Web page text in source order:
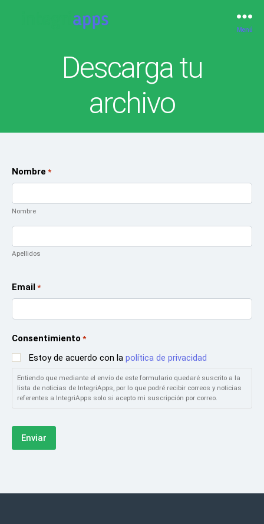
Menú
Descarga tu
archivo
Nombre *
Nombre
Apellidos
Email *
Consentimiento *
Estoy de acuerdo con la política de privacidad
Entiendo que mediante el envío de este formulario quedaré suscrito a la
lista de noticias de IntegriApps, por lo que podré recibir correos y noticias
referentes a IntegriApps solo si acepto mi suscripción por correo.